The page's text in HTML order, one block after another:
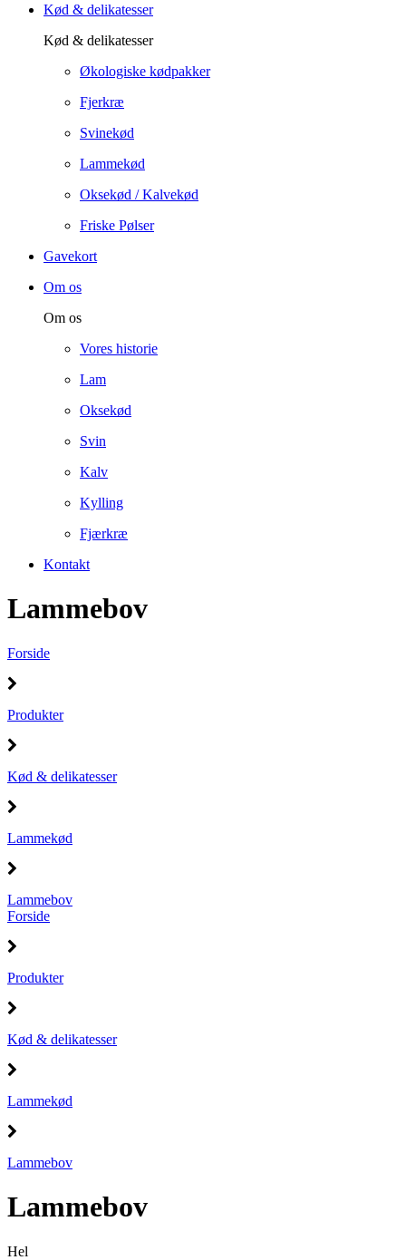
Kød & delikatesser
Kød & delikatesser
Økologiske kødpakker
Fjerkræ
Svinekød
Lammekød
Oksekød / Kalvekød
Friske Pølser
Gavekort
Om os
Om os
Vores historie
Lam
Oksekød
Svin
Kalv
Kylling
Fjærkræ
Kontakt
Lammebov
Forside
Produkter
Kød & delikatesser
Lammekød
Lammebov
Forside
Produkter
Kød & delikatesser
Lammekød
Lammebov
Lammebov
Hel